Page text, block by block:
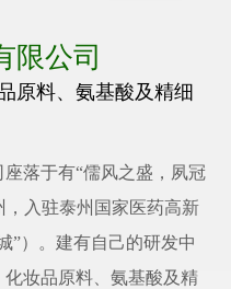
限公司
原料、氨基酸及精细
座落于有“儒风之盛，夙冠
，入驻泰州国家医药高新
”）。建有自己的研发中
妆品原料、氨基酸及精